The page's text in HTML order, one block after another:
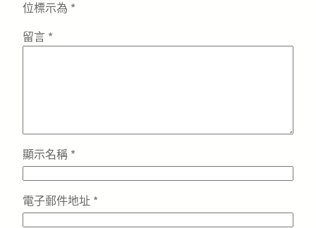
位標示為 *
留言 *
顯示名稱 *
電子郵件地址 *